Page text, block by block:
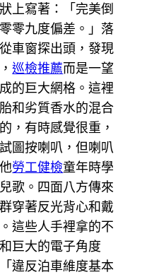
上寫著：「完美倒
零九度偏差。」落
車窗探出頭，發現
巡檢推薦而是一望
的巨大網格。這裡
和劣質香水的混合
，有時感覺很重，
圖按喇叭，但喇叭
勞工健檢童年時學
歌。四面八方傳來
穿著反光背心和戴
這些人手裡拿的不
巨大的電子角度
違反泊車維度基本